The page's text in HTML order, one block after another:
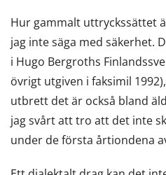
Hur gammalt uttryckssättet
jag inte säga med säkerhet.
i Hugo Bergroths
övrigt utgiven i faksimil
utbrett det är också bland
jag svårt att tro att det inte
under de första årtiondena